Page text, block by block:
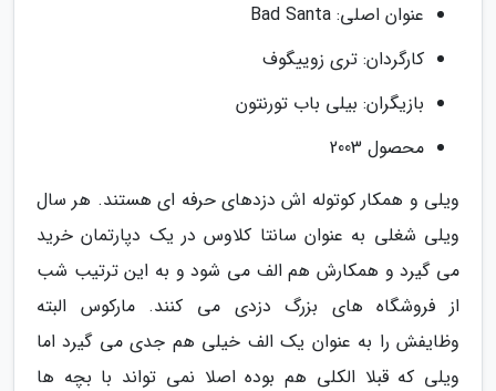
عنوان اصلی: Bad Santa
کارگردان: تری زوییگوف
بازیگران: بیلی باب تورنتون
محصول 2003
ویلی و همکار کوتوله اش دزدهای حرفه ای هستند. هر سال
ویلی شغلی به عنوان سانتا کلاوس در یک دپارتمان خرید
می گیرد و همکارش هم الف می شود و به این ترتیب شب
از فروشگاه های بزرگ دزدی می کنند. مارکوس البته
وظایفش را به عنوان یک الف خیلی هم جدی می گیرد اما
ویلی که قبلا الکلی هم بوده اصلا نمی تواند با بچه ها